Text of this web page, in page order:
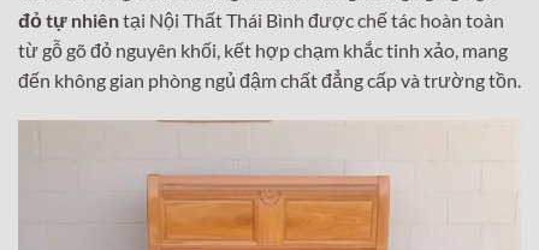
đỏ tự nhiêntại Nội Thất Thái Bình được chế tác hoàn toàn
từ gỗ gõ đỏ nguyên khối, kết hợp chạm khắc tinh xảo, mang
đến không gian phòng ngủ đậm chất đẳng cấp và trường tồn.